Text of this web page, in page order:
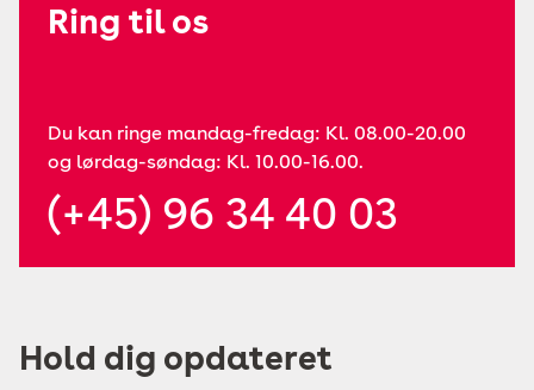
Ring til os
Du kan ringe mandag-fredag: Kl. 08.00-20.00
og lørdag-søndag: Kl. 10.00-16.00.
(+45) 96 34 40 03
Hold dig opdateret